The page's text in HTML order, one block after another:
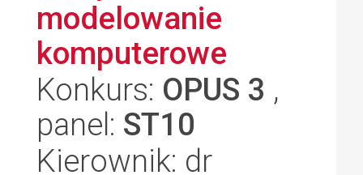
modelowanie
komputerowe
Konkurs: OPUS 3 ,
panel: ST10
Kierownik: dr